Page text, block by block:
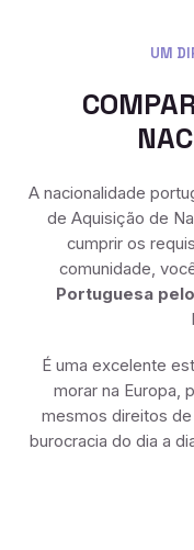
UM
A nacionalidade
de Aquisição de
cumprir os
comunidade,
Portuguesa
É uma excelente
morar na Europa,
mesmos direitos
burocracia do dia a